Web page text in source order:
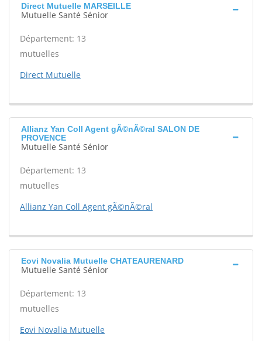
Direct Mutuelle MARSEILLE
Mutuelle Santé Sénior
Département: 13
mutuelles
Direct Mutuelle
Allianz Yan Coll Agent gÃ©nÃ©ral SALON DE
PROVENCE
Mutuelle Santé Sénior
Département: 13
mutuelles
Allianz Yan Coll Agent gÃ©nÃ©ral
Eovi Novalia Mutuelle CHATEAURENARD
Mutuelle Santé Sénior
Département: 13
mutuelles
Eovi Novalia Mutuelle